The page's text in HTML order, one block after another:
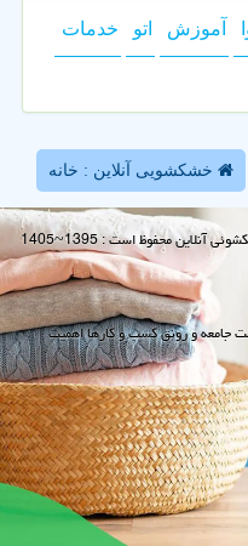
آموزش اتو خدمات
خشکشویی آنلاین : خانه
جامعه و رونق کسب و کارها اهمیت